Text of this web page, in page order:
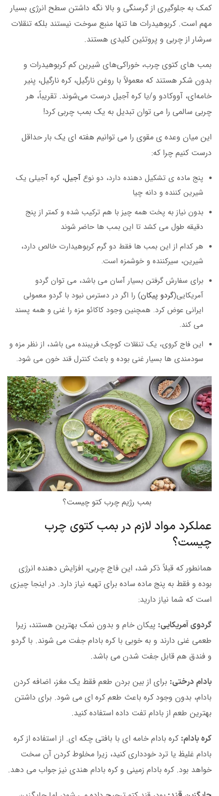
کمک به جلوگیری از گرسنگی و بالا نگه داشتن سطح انرژی بسیار
مهم است. کربوهیدرات ها تنها منبع سوخت نیستند بلکه تنقلات
سرشار از چربی و پروتئین کلیدی هستند.
بمب های کتوی چرب، خوراکی‌های شیرین کم کربوهیدرات و
بدون شکر هستند که معمولاً با روغن نارگیل، کره نارگیل، پنیر
خامه‌ای، آووکادو و/یا کره آجیل درست می‌شوند. تقریباً، هر
چربی سالمی را می توان تبدیل به یک بمب چربی کرد!
این میان وعده ی مقوی را می توانیم هفته ای یک بار حداقل
درست کنیم چرا که:
پنج ماده ی تشکیل دهنده دارد، دو نوع آجیل، کره آجیلی یک
شیرین کننده و دانه چیا
بدون نیاز به پخت همه چیز با هم ترکیب شده و کمتر از پنج
دقیقه طول می کشد تا این بمب ها حاضر شوند
هر کدام از این بمب ها فقط دو گرم کربوهیدارت خالص دارد،
شیرین، سیرکننده و خوشمزه است.
برای سفارش گرفتن بسیار آسان می باشد، می توان گردو
آمریکایی(گردو پیکان) را اگر در دسترس نبود با گردو معمولی
ایرانی عوض کرد. همچنین وجود کاکائو مزه را غنی و همه پسند
می کند.
این فاج کروی، یک تنقلات کوچک فریبنده می باشد، از نظر مزه و
سودمندی ها بسیار غنی بوده و باعث کنترل قند خون می شود.
بمب رژیم چرب کتو چیست؟
عملکرد مواد لازم در بمب کتوی چرب
چیست؟
همانطور که قبلاً ذکر شد، این فاج چربی، افزایش دهنده انرژی
بوده و فقط به پنج ماده ساده برای تهیه نیاز دارد. در اینجا چیزی
است که شما نیاز دارید:
گردوی آمریکایی: پیکان خام و بدون نمک بهترین هستند، زیرا
طعمی غنی دارند و به خوبی با کره بادام جفت می شوند. با گردو
و فندق هم قابل جفت شدن می باشد.
بادام درختی: برای از بین بردن طعم فقط یک مغز، اضافه کردن
بادام، بدون وجود کره باعث طعم کره ای می شود. برای داشتن
بهترین طعم از بادام تفت داده استفاده کنید.
کره بادام: کره بادام خامه ای با بافتی چکه ای. از استفاده از کره
بادام غلیظ یا ترد خودداری کنید، زیرا مخلوط کردن آن سخت
خواهد بود. کره بادام زمینی و کره بادام هندی نیز جواب می دهد.